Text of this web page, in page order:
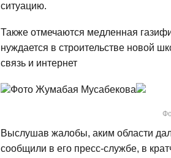
ситуацию.
Также отмечаются медленная
нуждается в строительстве новой
связь и интернет
Фото Жумабая Мусабекова
Выслушав жалобы, аким области
сообщили в его пресс-службе, в